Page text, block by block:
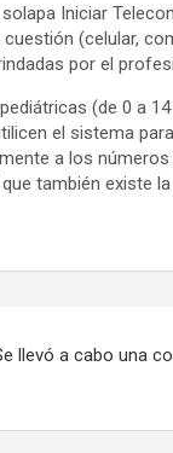
Iniciar
(celular,
por el
(de 0 a
el sistema
a los
también existe
llevó a cabo una